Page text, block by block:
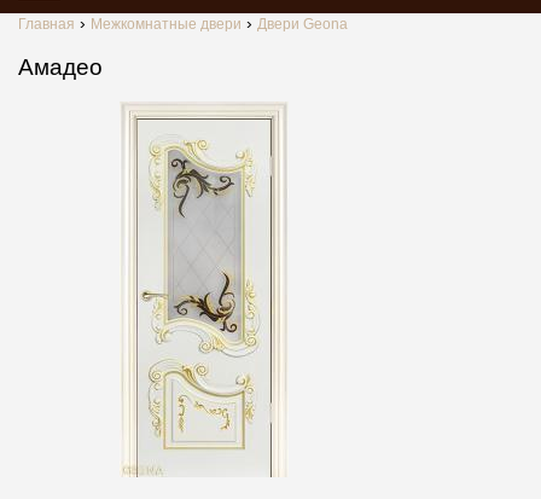
Главная Межкомнатные двери Двери Geona
Амадео